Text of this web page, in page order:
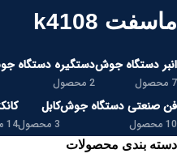
ماسفت k4108
انبر دستگاه جوش
7 محصول
دستگیره دستگاه
2 محصول
فن صنعتی دستگاه جوش
10 محصول
کابل
3 محصول 14 محصول
دسته بندی محصولات